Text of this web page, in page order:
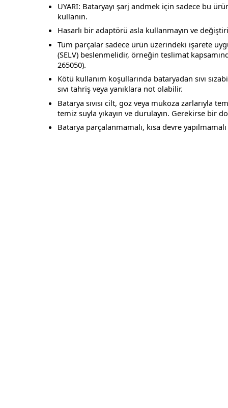
UYARI: Bataryayı şarj andmek için sadece bu
kullanın.
Hasarlı bir adaptörü asla kullanmayın ve
Tüm parçalar sadece ürün üzerindeki işarete
(SELV) beslenmelidir, örneğin teslimat
265050).
Kötü kullanım koşullarında bataryadan sıvı
sıvı tahriş veya yanıklara not olabilir.
Batarya sıvısı cilt, goz veya mukoza zarlarıyla
temiz suyla yıkayın ve durulayın. Gerekirse bir
Batarya parçalanmamalı, kısa devre